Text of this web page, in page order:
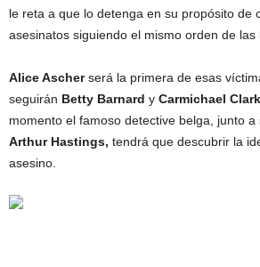
le reta a que lo detenga en su propósito de
asesinatos siguiendo el mismo orden de las
Alice Ascherserá la primera de esas
seguirán Betty Barnard y Carmichael
momento el famoso detective belga, junto a
Arthur Hastings, tendrá que descubrir la
asesino.